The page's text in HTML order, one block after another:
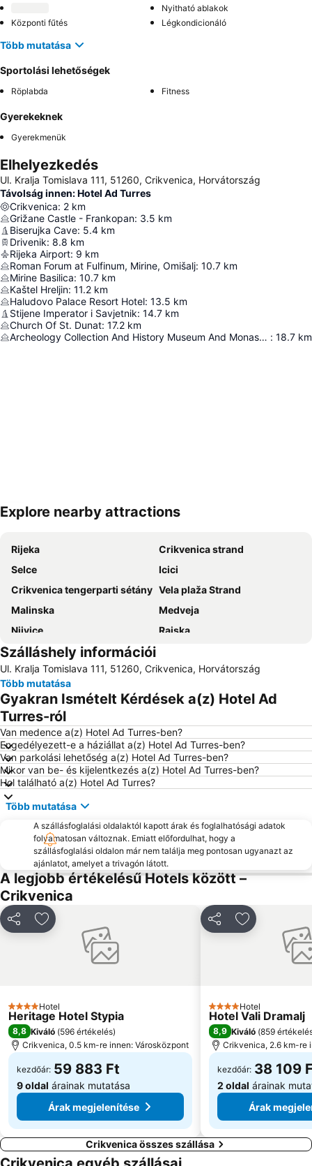
Nyitható ablakok
Központi fűtés
Légkondicionáló
Több mutatása
Sportolási lehetőségek
Röplabda Fitness
Gyerekeknek
Gyerekmenük
Elhelyezkedés
Ul. Kralja Tomislava 111, 51260, Crikvenica, Horvátország
Távolság innen: Hotel Ad Turres
Crikvenica: 2 km
Grižane Castle - Frankopan: 3.5 km
Biserujka Cave: 5.4 km
Drivenik: 8.8 km
Rijeka Airport: 9 km
Roman Forum at Fulfinum, Mirine, Omišalj: 10.7 km
Mirine Basilica: 10.7 km
Kaštel Hreljin: 11.2 km
Haludovo Palace Resort Hotel: 13.5 km
Stijene Imperator i Savjetnik: 14.7 km
Church Of St. Dunat: 17.2 km
Archeology Collection And History Museum And Monastery : 18.7 km
Nagy méretű térkép
Explore nearby attractions
Rijeka
Crikvenica strand
Selce
Icici
Crikvenica tengerparti sétány Vela plaža Strand
Malinska
Medveja
Njivice
Rajska
Plaža Klenovica
Teniski klub Kvarner
Lanterna
Luka Volosko
Camping Krk
Bašćanska ploča
Autobusna postaja Rijeka
Óváros Lovran
Rijeka Repülőtér
Marina Punat
Drazica
Luka Krk
Ragusa
Jadran
Camp Jezevac
Ploče
Maslinica
Crkva Sv Filipa i Jakova
San Marino
Porto Baska
Croatian walk of fame
Slatina
Punta Debij
Pomorski i povijesni muzej Hrvatskog primorja
Ploce
Djevojka s galebom
Kolodvor Rijeka
Szálláshely információi
Ul. Kralja Tomislava 111, 51260, Crikvenica, Horvátország
Több mutatása
Gyakran Ismételt Kérdések a(z) Hotel Ad
Turres-ról
Van medence a(z) Hotel Ad Turres-ben?
Engedélyezett-e a háziállat a(z) Hotel Ad Turres-ben?
Van parkolási lehetőség a(z) Hotel Ad Turres-ben?
Mikor van be- és kijelentkezés a(z) Hotel Ad Turres-ben?
Hol található a(z) Hotel Ad Turres?
Több mutatása
A szállásfoglalási oldalaktól kapott árak és foglalhatósági adatok
folyamatosan változnak. Emiatt előfordulhat, hogy a
szállásfoglalási oldalon már nem találja meg pontosan ugyanazt az
ajánlatot, amelyet a trivagón látott.
A legjobb értékelésű Hotels között –
Crikvenica
MegosztásHozzáadás a kedvencekhez
4 Kategória
Hotel
Heritage Hotel Stypia
8,8 Kiváló (596 értékelés)
Crikvenica, 0.5 km-re innen: Városközpont
kezdőár: 59 883 Ft
9 oldal árainak mutatása
Árak megjelenítése
MegosztásHozzáadás
4 Kategória
Hotel
Hotel Vali Dramalj
8,9 Kiváló (859
Crikvenica, 2.6 km-re
kezdőár: 38 109
2 oldal árainak
Árak
Crikvenica összes szállása